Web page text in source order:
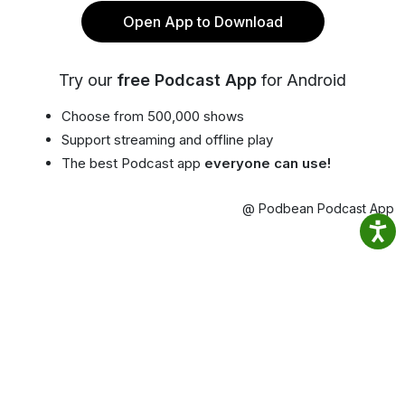
Open App to Download
Try our free Podcast App for Android
Choose from 500,000 shows
Support streaming and offline play
The best Podcast app everyone can use!
@ Podbean Podcast App